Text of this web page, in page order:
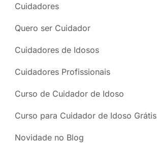
Cuidadores
Quero ser Cuidador
Cuidadores de Idosos
Cuidadores Profissionais
Curso de Cuidador de Idoso
Curso para Cuidador de Idoso Grátis
Novidade no Blog